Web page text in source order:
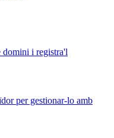
i registra'l
per gestionar-lo amb